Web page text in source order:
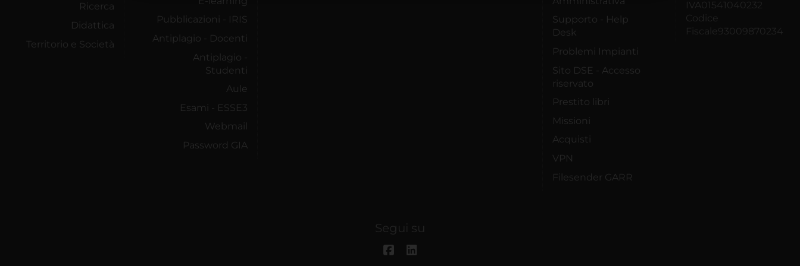
Ricerca
Didattica
Territorio e Società
Pubblicazioni - IRIS
Antiplagio - Docenti
Antiplagio -
Studenti
Aule
Esami - ESSE3
Webmail
Password GIA
Supporto - Help
Desk
Problemi Impianti
Sito DSE - Accesso
riservato
Prestito libri
Missioni
Acquisti
VPN
Filesender GARR
IVA01541040232
Codice
Fiscale93009870234
Segui su